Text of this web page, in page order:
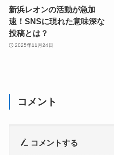
新浜レオンの活動が急加
速！SNSに現れた意味深な
投稿とは？
2025年11月24日
コメント
コメントする